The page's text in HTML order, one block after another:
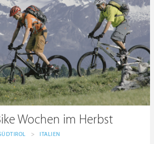
Wochen im Herbst
> ITALIEN